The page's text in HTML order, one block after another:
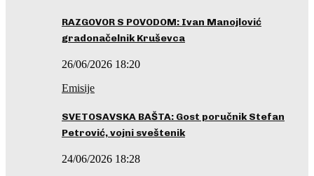
RAZGOVOR S POVODOM: Ivan Manojlović
gradonačelnik Kruševca
26/06/2026 18:20
Emisije
SVETOSAVSKA BAŠTA: Gost poručnik Stefan
Petrović, vojni sveštenik
24/06/2026 18:28